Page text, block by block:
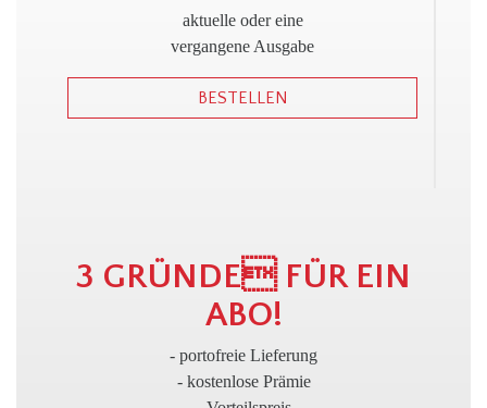
aktuelle oder eine
vergangene Ausgabe
BESTELLEN
3 GRÜNDE FÜR EIN
ABO!
- portofreie Lieferung
- kostenlose Prämie